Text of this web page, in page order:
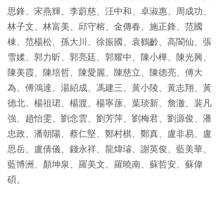
思鋒、宋燕輝、李蔚慈、汪中和、卓淑惠、周成功、
林子文、林富美、邱守榕、金傳春、施正鋒、范國
棟、范楊松、孫大川、徐振國、袁鶴齡、高閬仙、張
雪媃、郭力昕、郭亮廷、郭耀中、陳小樺、陳光興、
陳美霞、陳培哲、陳愛麗、陳慈立、陳德亮、傅大
為、傅鴻達、湯紹成、馮建三、黃小陵、黃志翔、黃
德北、楊祖珺、楊渡、楊寧蓀、葉琰新、詹澈、裴凡
強、趙怡雯、劉念雲、劉芳萍、劉梅君、劉源俊、潘
忠政、潘朝陽、蔡仁堅、鄭村棋、鄭真、盧非易、盧
思岳、盧倩儀、錢永祥、龍煒璿、謝英俊、藍美華、
藍博洲、顏坤泉、羅美文、羅曉南、蘇哲安、蘇偉
碩。